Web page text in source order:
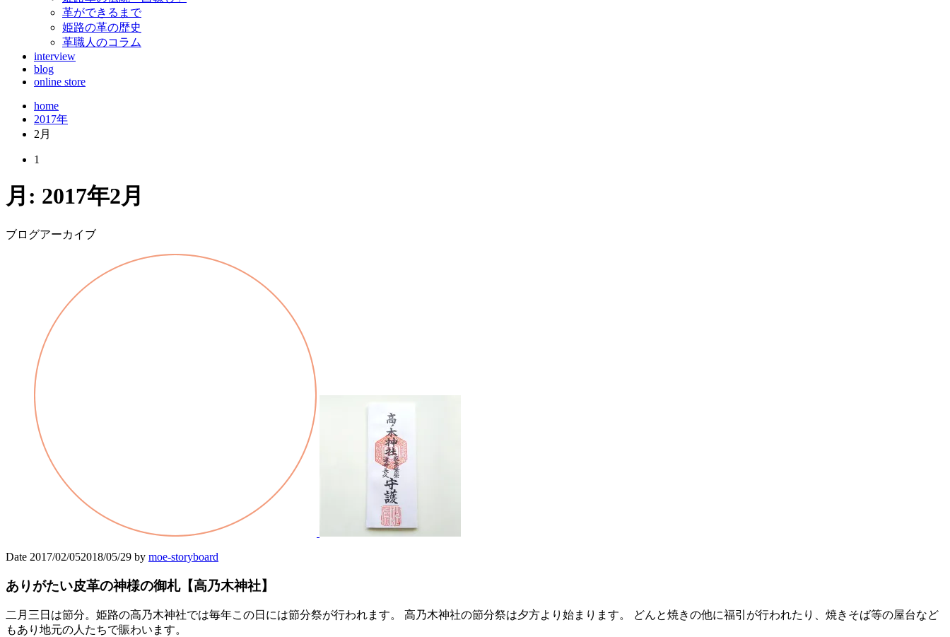
革ができるまで
姫路の革の歴史
革職人のコラム
interview
blog
online store
home
2017年
2月
1
月: 2017年2月
ブログアーカイブ
Date 2017/02/052018/05/29 by moe-storyboard
ありがたい皮革の神様の御札【高乃木神社】
二月三日は節分。姫路の高乃木神社では毎年この日には節分祭が行われます。 高乃木神社の節分祭は夕方より始まります。 どんと焼きの他に福引が行われたり、焼きそば等の屋台など
もあり地元の人たちで賑わいます。